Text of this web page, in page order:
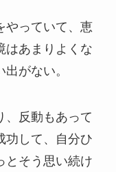
やっていて、恵
はあまりよくな
がない。
、反動もあって
功して、自分ひ
とそう思い続け